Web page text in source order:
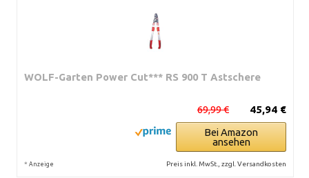
WOLF-Garten Power Cut*** RS 900 T Astschere
45,94 €
69,99 €
Bei Amazon
ansehen
* Anzeige Preis inkl. MwSt., zzgl. Versandkosten